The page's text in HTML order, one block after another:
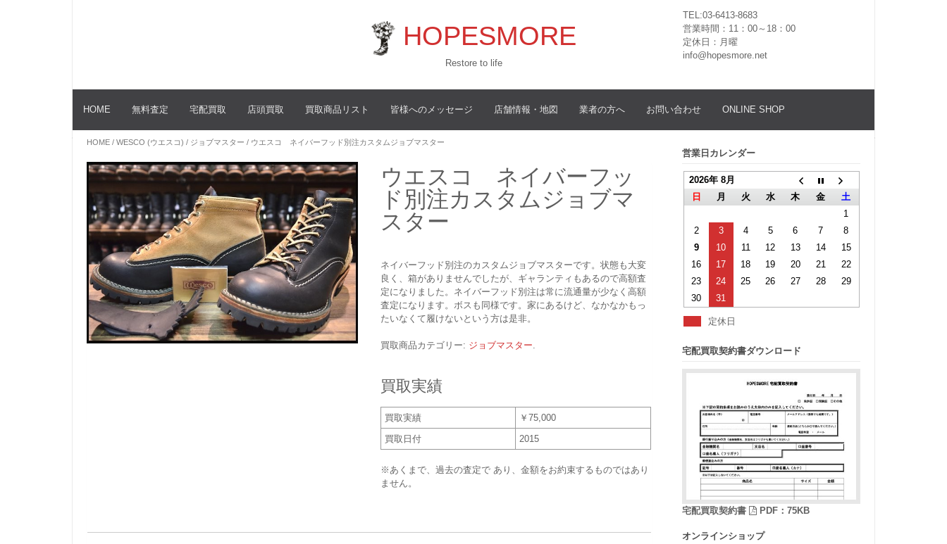
TEL:03-6413-8683
営業時間：11：00～18：00
定休日：月曜
info@hopesmore.net
HOPESMORE
Restore to life
HOME 無料査定 宅配買取 店頭買取 買取商品リスト 皆様へのメッセージ 店舗情報・地図 業者の方へ お問い合わせ ONLINE SHOP
HOME / WESCO (ウエスコ) / ジョブマスター / ウエスコ ネイバーフッド別注カスタムジョブマスター
ウエスコ ネイバーフッ
ド別注カスタムジョブマ
スター
ネイバーフッド別注のカスタムジョブマスターです。状態も大変
良く、箱がありませんでしたが、ギャランティもあるので高額査
定になりました。ネイバーフッド別注は常に流通量が少なく高額
査定になります。ボスも同様です。家にあるけど、なかなかもっ
たいなくて履けないという方は是非。
買取商品カテゴリー: ジョブマスター.
買取実績
買取実績
￥75,000
買取日付
2015
※あくまで、過去の査定で あり、金額をお約束するものではあり
ません。
営業日カレンダー
2026年 8月
日
月 火 水 木 金
土
1
2
3 4 5 6 7
8
9
10 11 12 13 14
15
16
17 18 19 20 21
22
23
24 25 26 27 28
29
30
31
定休日
宅配買取契約書ダウンロード
宅配買取契約書 PDF：75KB
オンラインショップ